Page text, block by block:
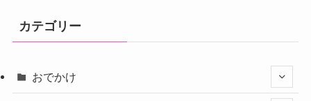
カテゴリー
おでかけ